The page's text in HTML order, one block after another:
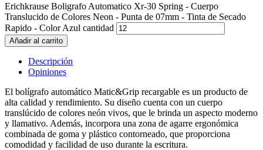
Erichkrause Boligrafo Automatico Xr-30 Spring - Cuerpo
Translucido de Colores Neon - Punta de 07mm - Tinta de Secado
Rapido - Color Azul cantidad
Añadir al carrito
Descripción
Opiniones
El bolígrafo automático Matic&Grip recargable es un producto de
alta calidad y rendimiento. Su diseño cuenta con un cuerpo
translúcido de colores neón vivos, que le brinda un aspecto moderno
y llamativo. Además, incorpora una zona de agarre ergonómica
combinada de goma y plástico contorneado, que proporciona
comodidad y facilidad de uso durante la escritura.